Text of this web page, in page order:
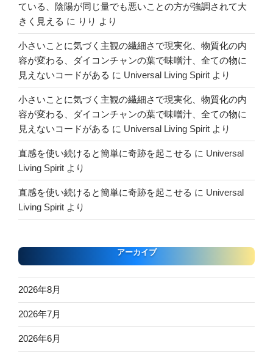
ている、陰陽が同じ量でも悪いことの方が強調されて大
きく見える に りり より
小さいことに気づく主観の繊細さで現実化、物質化の内
容が変わる、ダイコンチャンの葉で味噌汁、全ての物に
見えないコードがある に Universal Living Spirit より
小さいことに気づく主観の繊細さで現実化、物質化の内
容が変わる、ダイコンチャンの葉で味噌汁、全ての物に
見えないコードがある に Universal Living Spirit より
直感を使い続けると簡単に奇跡を起こせる に Universal
Living Spirit より
直感を使い続けると簡単に奇跡を起こせる に Universal
Living Spirit より
アーカイブ
2026年8月
2026年7月
2026年6月